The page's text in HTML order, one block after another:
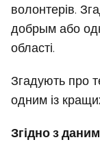
волонтерів.
добрым або
області.
Згадують про
одним із
Згідно з